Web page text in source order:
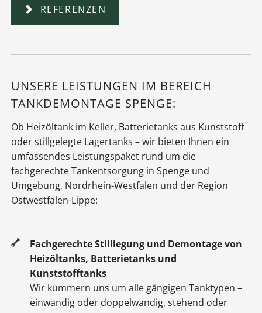
REFERENZEN
UNSERE LEISTUNGEN IM BEREICH
TANKDEMONTAGE SPENGE:
Ob Heizöltank im Keller, Batterietanks aus Kunststoff
oder stillgelegte Lagertanks – wir bieten Ihnen ein
umfassendes Leistungspaket rund um die
fachgerechte Tankentsorgung in Spenge und
Umgebung, Nordrhein-Westfalen und der Region
Ostwestfalen-Lippe:
Fachgerechte Stilllegung und Demontage von
Heizöltanks, Batterietanks und
Kunststofftanks
Wir kümmern uns um alle gängigen Tanktypen –
einwandig oder doppelwandig, stehend oder